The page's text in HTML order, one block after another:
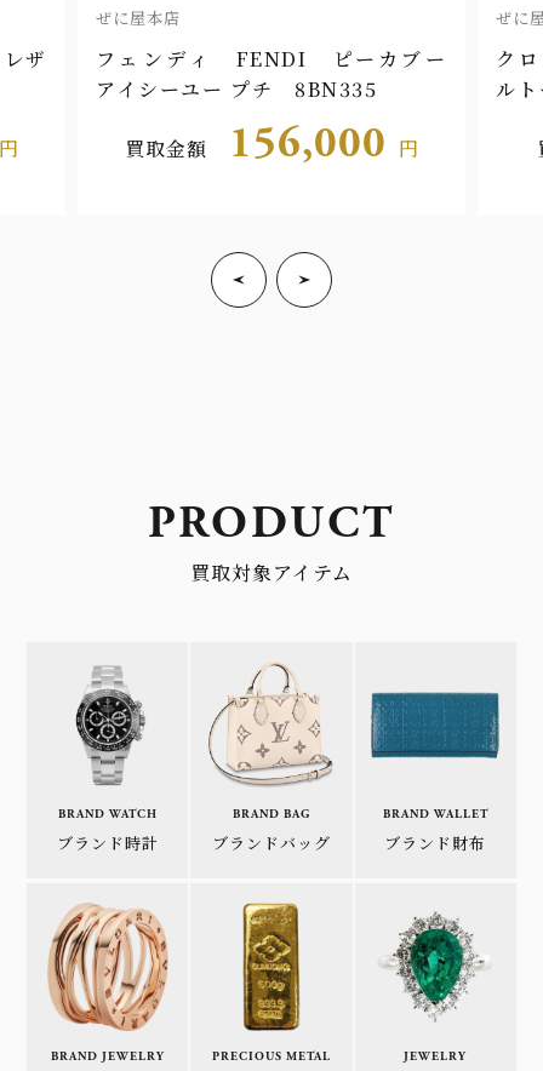
ザ
ぜに屋本店
フェンディ FENDI ピーカブー
アイシーユー プチ 8BN335
買取金額 156,000 円
ぜに
ク
ル
PRODUCT
買取対象アイテム
BRAND WATCH
ブランド時計
BRAND BAG
ブランドバッグ
BRAND WALLET
ブランド財布
BRAND JEWELRY PRECIOUS METAL JEWELRY